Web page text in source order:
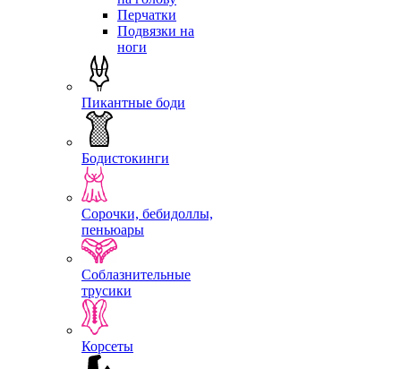
Перчатки
Подвязки на
ноги
Пикантные боди
Бодистокинги
Сорочки, бебидоллы,
пеньюары
Соблазнительные
трусики
Корсеты